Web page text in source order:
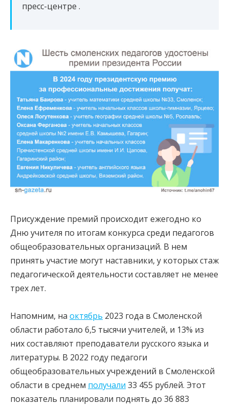
пресс-центре .
Присуждение премий происходит ежегодно ко
Дню учителя по итогам конкурса среди педагогов
общеобразовательных организаций. В нем
принять участие могут наставники, у которых стаж
педагогической деятельности составляет не менее
трех лет.
Напомним, на октябрь 2023 года в Смоленской
области работало 6,5 тысячи учителей, и 13% из
них составляют преподаватели русского языка и
литературы. В 2022 году педагоги
общеобразовательных учреждений в Смоленской
области в среднем получали 33 455 рублей. Этот
показатель планировали поднять до 36 883